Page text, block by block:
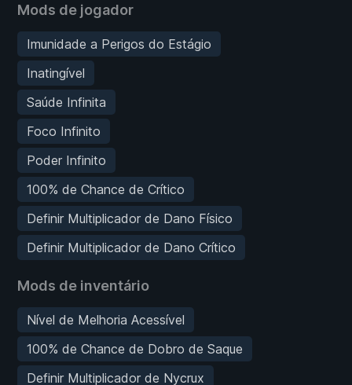
Mods de jogador
Imunidade a Perigos do Estágio
Inatingível
Saúde Infinita
Foco Infinito
Poder Infinito
100% de Chance de Crítico
Definir Multiplicador de Dano Físico
Definir Multiplicador de Dano Crítico
Mods de inventário
Nível de Melhoria Acessível
100% de Chance de Dobro de Saque
Definir Multiplicador de Nycrux